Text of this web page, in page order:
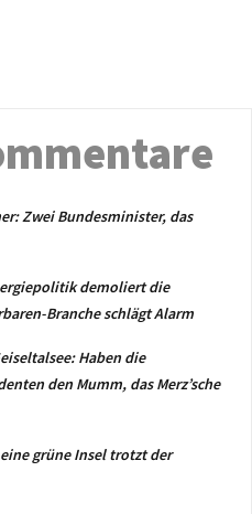
Zwei Bundesminister, das
demoliert die
Branche schlägt Alarm
Haben die
den Mumm, das Merz’sche
grüne Insel trotzt der